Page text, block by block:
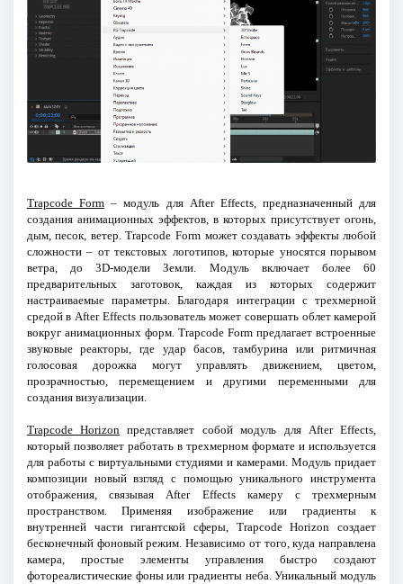
Trapcode Form– модуль для After Effects, предназначенный для
создания анимационных эффектов, в которых присутствует огонь,
дым, песок, ветер. Trapcode Form может создавать эффекты любой
сложности – от текстовых логотипов, которые уносятся порывом
ветра, до 3D-модели Земли. Модуль включает более 60
предварительных заготовок, каждая из которых содержит
настраиваемые параметры. Благодаря интеграции с трехмерной
средой в After Effects пользователь может совершать облет камерой
вокруг анимационных форм. Trapcode Form предлагает встроенные
звуковые реакторы, где удар басов, тамбурина или ритмичная
голосовая дорожка могут управлять движением, цветом,
прозрачностью, перемещением и другими переменными для
создания визуализации.
Trapcode Horizon представляет собой модуль для After Effects,
который позволяет работать в трехмерном формате и используется
для работы с виртуальными студиями и камерами. Модуль придает
композиции новый взгляд с помощью уникального инструмента
отображения, связывая After Effects камеру с трехмерным
пространством. Применяя изображение или градиенты к
внутренней части гигантской сферы, Trapcode Horizon создает
бесконечный фоновый режим. Независимо от того, куда направлена
камера, простые элементы управления быстро создают
фотореалистические фоны или градиенты неба. Уникальный модуль